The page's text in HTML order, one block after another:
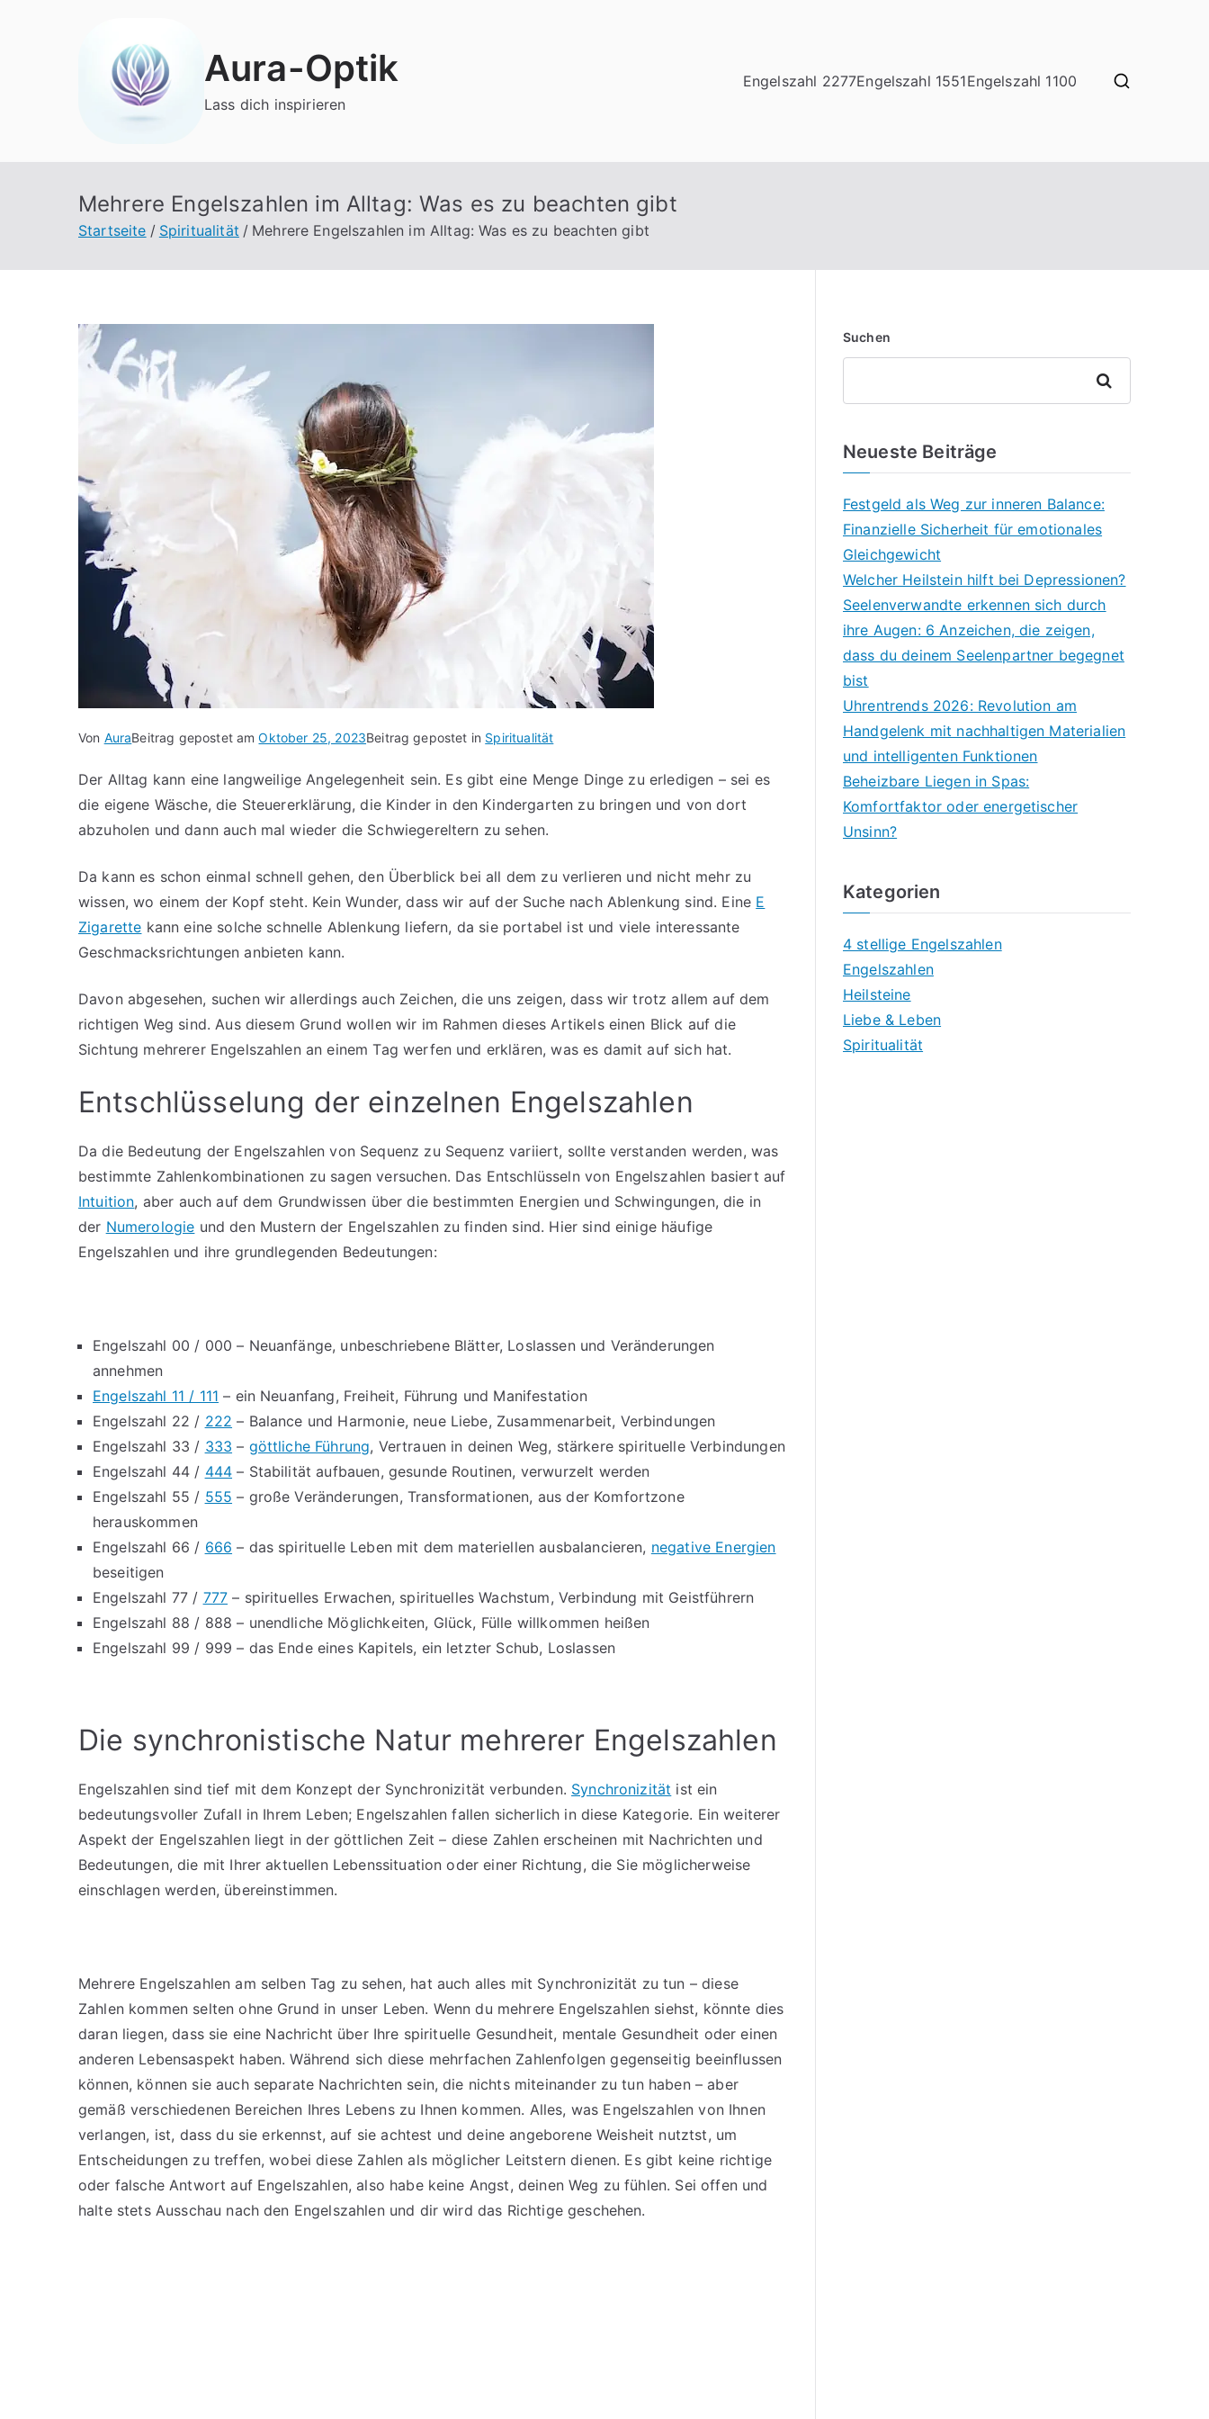
Aura-Optik
Lass dich inspirieren
Engelszahl 2277Engelszahl 1551Engelszahl 1100
Mehrere Engelszahlen im Alltag: Was es zu beachten gibt
Startseite Spiritualität Mehrere Engelszahlen im Alltag: Was es zu beachten gibt
Von AuraBeitrag gepostet amOktober 25, 2023Beitrag gepostet in Spiritualität
Der Alltag kann eine langweilige Angelegenheit sein. Es gibt eine Menge Dinge zu erledigen – sei es
die eigene Wäsche, die Steuererklärung, die Kinder in den Kindergarten zu bringen und von dort
abzuholen und dann auch mal wieder die Schwiegereltern zu sehen.
Da kann es schon einmal schnell gehen, den Überblick bei all dem zu verlieren und nicht mehr zu
wissen, wo einem der Kopf steht. Kein Wunder, dass wir auf der Suche nach Ablenkung sind. Eine E
Zigarette kann eine solche schnelle Ablenkung liefern, da sie portabel ist und viele interessante
Geschmacksrichtungen anbieten kann.
Davon abgesehen, suchen wir allerdings auch Zeichen, die uns zeigen, dass wir trotz allem auf dem
richtigen Weg sind. Aus diesem Grund wollen wir im Rahmen dieses Artikels einen Blick auf die
Sichtung mehrerer Engelszahlen an einem Tag werfen und erklären, was es damit auf sich hat.
Entschlüsselung der einzelnen Engelszahlen
Da die Bedeutung der Engelszahlen von Sequenz zu Sequenz variiert, sollte verstanden werden, was
bestimmte Zahlenkombinationen zu sagen versuchen. Das Entschlüsseln von Engelszahlen basiert auf
Intuition, aber auch auf dem Grundwissen über die bestimmten Energien und Schwingungen, die in
der Numerologie und den Mustern der Engelszahlen zu finden sind. Hier sind einige häufige
Engelszahlen und ihre grundlegenden Bedeutungen:
Engelszahl 00 / 000 – Neuanfänge, unbeschriebene Blätter, Loslassen und Veränderungen
annehmen
Engelszahl 11 / 111 – ein Neuanfang, Freiheit, Führung und Manifestation
Engelszahl 22 / 222 – Balance und Harmonie, neue Liebe, Zusammenarbeit, Verbindungen
Engelszahl 33 / 333 – göttliche Führung, Vertrauen in deinen Weg, stärkere spirituelle Verbindungen
Engelszahl 44 / 444 – Stabilität aufbauen, gesunde Routinen, verwurzelt werden
Engelszahl 55 / 555 – große Veränderungen, Transformationen, aus der Komfortzone
herauskommen
Engelszahl 66 / 666 – das spirituelle Leben mit dem materiellen ausbalancieren, negative Energien
beseitigen
Engelszahl 77 / 777 – spirituelles Erwachen, spirituelles Wachstum, Verbindung mit Geistführern
Engelszahl 88 / 888 – unendliche Möglichkeiten, Glück, Fülle willkommen heißen
Engelszahl 99 / 999 – das Ende eines Kapitels, ein letzter Schub, Loslassen
Die synchronistische Natur mehrerer Engelszahlen
Engelszahlen sind tief mit dem Konzept der Synchronizität verbunden. Synchronizität ist ein
bedeutungsvoller Zufall in Ihrem Leben; Engelszahlen fallen sicherlich in diese Kategorie. Ein weiterer
Aspekt der Engelszahlen liegt in der göttlichen Zeit – diese Zahlen erscheinen mit Nachrichten und
Bedeutungen, die mit Ihrer aktuellen Lebenssituation oder einer Richtung, die Sie möglicherweise
einschlagen werden, übereinstimmen.
Mehrere Engelszahlen am selben Tag zu sehen, hat auch alles mit Synchronizität zu tun – diese
Zahlen kommen selten ohne Grund in unser Leben. Wenn du mehrere Engelszahlen siehst, könnte dies
daran liegen, dass sie eine Nachricht über Ihre spirituelle Gesundheit, mentale Gesundheit oder einen
anderen Lebensaspekt haben. Während sich diese mehrfachen Zahlenfolgen gegenseitig beeinflussen
können, können sie auch separate Nachrichten sein, die nichts miteinander zu tun haben – aber
gemäß verschiedenen Bereichen Ihres Lebens zu Ihnen kommen. Alles, was Engelszahlen von Ihnen
verlangen, ist, dass du sie erkennst, auf sie achtest und deine angeborene Weisheit nutztst, um
Entscheidungen zu treffen, wobei diese Zahlen als möglicher Leitstern dienen. Es gibt keine richtige
oder falsche Antwort auf Engelszahlen, also habe keine Angst, deinen Weg zu fühlen. Sei offen und
halte stets Ausschau nach den Engelszahlen und dir wird das Richtige geschehen.
Suchen
Suchen
Neueste Beiträge
Festgeld als Weg zur inneren Balance:
Finanzielle Sicherheit für emotionales
Gleichgewicht
Welcher Heilstein hilft bei Depressionen?
Seelenverwandte erkennen sich durch
ihre Augen: 6 Anzeichen, die zeigen,
dass du deinem Seelenpartner begegnet
bist
Uhrentrends 2026: Revolution am
Handgelenk mit nachhaltigen Materialien
und intelligenten Funktionen
Beheizbare Liegen in Spas:
Komfortfaktor oder energetischer
Unsinn?
Kategorien
4 stellige Engelszahlen
Engelszahlen
Heilsteine
Liebe & Leben
Spiritualität